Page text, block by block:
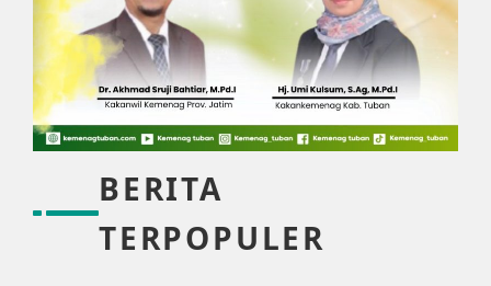
BERITA
TERPOPULER